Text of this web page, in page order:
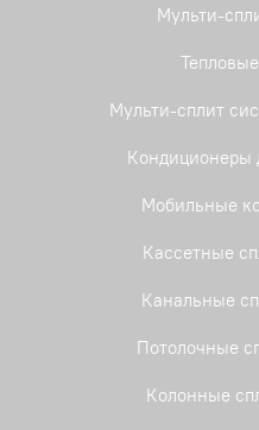
Мульти-
Мульти-сплит
Кондиционеры
Мобильные
Кассетные
Канальные
Потолочные
Колонные